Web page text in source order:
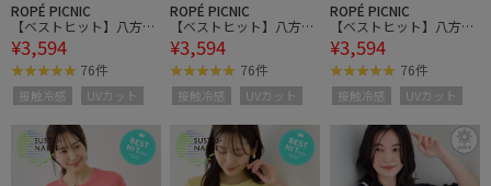
ROPÉ PICNIC
【ベストヒット】八方映
えニット ハーフスリーブ
ニット/UVカット・接触
冷感・イージーケア
¥3,594
76件
接触冷感 UVカット
ROPÉ PICNIC
【ベストヒット】八方映
えニット ハーフスリーブ
ニット/UVカット・接触
冷感・イージーケア
¥3,594
76件
接触冷感 UVカット
ROPÉ PICNIC
【ベストヒット】八方映
えニット ハーフスリーブ
ニット/UVカット・接触
冷感・イージーケア
¥3,594
76件
接触冷感 UVカット